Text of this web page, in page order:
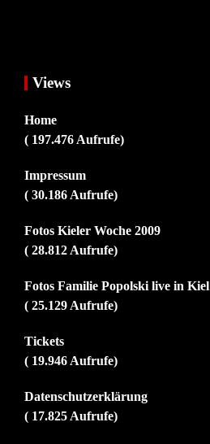
Views
Home
( 197.476 Aufrufe)
Impressum
( 30.186 Aufrufe)
Fotos Kieler Woche 2009
( 28.812 Aufrufe)
Fotos Familie Popolski live in Kiel
( 25.129 Aufrufe)
Tickets
( 19.946 Aufrufe)
Datenschutzerklärung
( 17.825 Aufrufe)